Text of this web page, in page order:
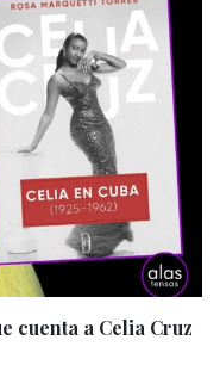
cuenta a Celia Cruz